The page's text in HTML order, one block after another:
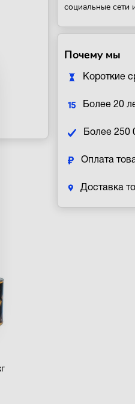
социальные сети
Почему мы
Короткие
Более 20
Более 250
Оплата
Доставка